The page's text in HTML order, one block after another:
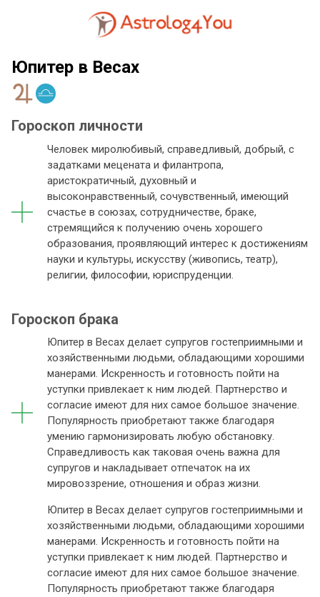
Юпитер в Весах
Гороскоп личности
Человек миролюбивый, справедливый, добрый, с
задатками мецената и филантропа,
аристократичный, духовный и
высоконравственный, сочувственный, имеющий
счастье в союзах, сотрудничестве, браке,
стремящийся к получению очень хорошего
образования, проявляющий интерес к достижениям
науки и культуры, искусству (живопись, театр),
религии, философии, юриспруденции.
Гороскоп брака
Юпитер в Весах делает супругов гостеприимными и
хозяйственными людьми, обладающими хорошими
манерами. Искренность и готовность пойти на
уступки привлекает к ним людей. Партнерство и
согласие имеют для них самое большое значение.
Популярность приобретают также благодаря
умению гармонизировать любую обстановку.
Справедливость как таковая очень важна для
супругов и накладывает отпечаток на их
мировоззрение, отношения и образ жизни.
Юпитер в Весах делает супругов гостеприимными и
хозяйственными людьми, обладающими хорошими
манерами. Искренность и готовность пойти на
уступки привлекает к ним людей. Партнерство и
согласие имеют для них самое большое значение.
Популярность приобретают также благодаря